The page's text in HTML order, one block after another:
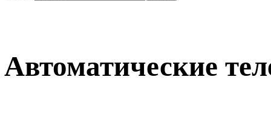
Автоматические